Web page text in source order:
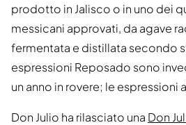
prodotto in Jalisco o in uno dei
messicani approvati, da agave
fermentata e distillata secondo
espressioni Reposado sono
un anno in rovere; le espressioni
Don Julio ha rilasciato una Don